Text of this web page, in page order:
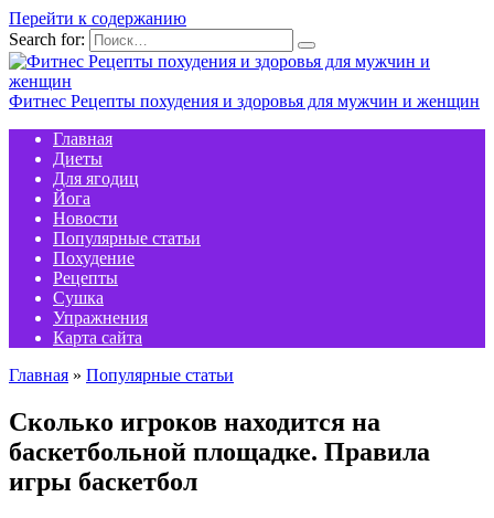
Перейти к содержанию
Search for:
Фитнес Рецепты похудения и здоровья для мужчин и женщин
Главная
Диеты
Для ягодиц
Йога
Новости
Популярные статьи
Похудение
Рецепты
Сушка
Упражнения
Карта сайта
Главная » Популярные статьи
Сколько игроков находится на
баскетбольной площадке. Правила
игры баскетбол